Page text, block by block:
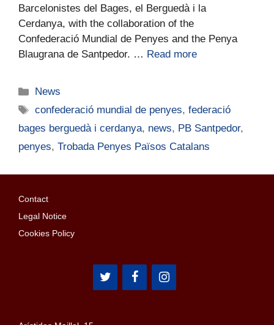
Barcelonistes del Bages, el Berguedà i la
Cerdanya, with the collaboration of the
Confederació Mundial de Penyes and the Penya
Blaugrana de Santpedor. … Read more
News
confederació mundial de penyes,federació
bages berguedà i cerdanya, news, PB Santpedor,
penyes, Trobada Penyes Països Catalans
Contact
Legal Notice
Cookies Policy